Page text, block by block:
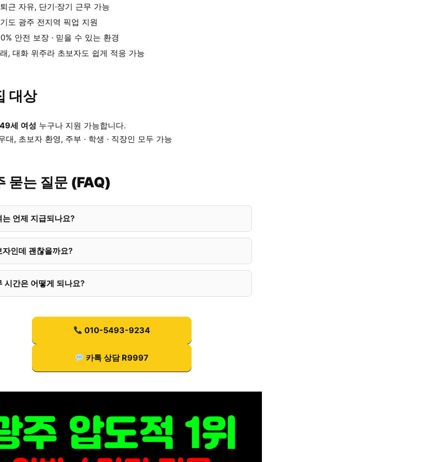
근 자유, 단기·장기 근무 가능
도 광주 전지역 픽업 지원
안전 보장 · 믿을 수 있는 환경
, 대화 위주라 초보자도 쉽게 적응 가능
대상
세 여성 누구나 지원 가능합니다.
대, 초보자 환영, 주부 · 학생 · 직장인 모두 가능
묻는 질문 (FAQ)
는 언제 지급되나요?
자인데 괜찮을까요?
시간은 어떻게 되나요?
010-5493-9234
카톡 상담 R9997